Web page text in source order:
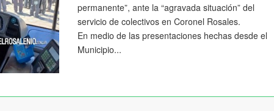
permanente”, ante la “agravada situación” del
servicio de colectivos en Coronel Rosales.
En medio de las presentaciones hechas desde el
Municipio...